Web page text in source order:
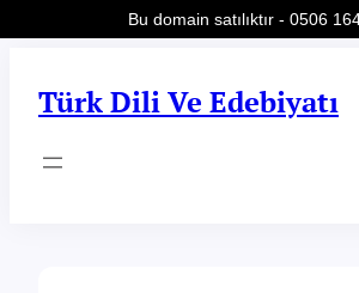
Türk Dili Ve Edebiyatı
Bu domain satılıktır - 0506